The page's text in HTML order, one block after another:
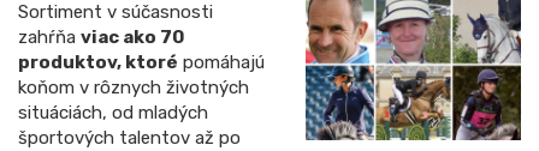
Sortiment v súčasnosti
zahŕňa viac ako 70
produktov, ktoré pomáhajú
koňom v rôznych životných
situáciách, od mladých
športových talentov až po